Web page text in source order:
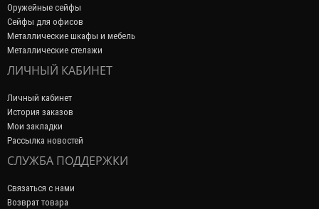
Оружейные сейфы
Сейфы для офисов
Металлические шкафы и мебель
Металлические стелажи
ЛИЧНЫЙ КАБИНЕТ
Личный кабинет
История заказов
Мои закладки
Рассылка новостей
СЛУЖБА ПОДДЕРЖКИ
Связаться с нами
Возврат товара